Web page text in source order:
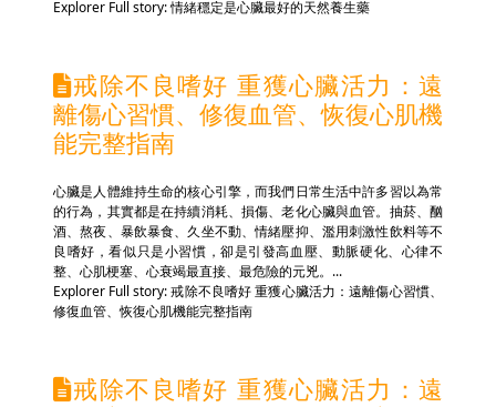
Explorer Full story: 情緒穩定是心臟最好的天然養生藥
戒除不良嗜好 重獲心臟活力：遠
離傷心習慣、修復血管、恢復心肌機
能完整指南
心臟是人體維持生命的核心引擎，而我們日常生活中許多習以為常
的行為，其實都是在持續消耗、損傷、老化心臟與血管。抽菸、酗
酒、熬夜、暴飲暴食、久坐不動、情緒壓抑、濫用刺激性飲料等不
良嗜好，看似只是小習慣，卻是引發高血壓、動脈硬化、心律不
整、心肌梗塞、心衰竭最直接、最危險的元兇。...
Explorer Full story: 戒除不良嗜好 重獲心臟活力：遠離傷心習慣、
修復血管、恢復心肌機能完整指南
戒除不良嗜好 重獲心臟活力：遠